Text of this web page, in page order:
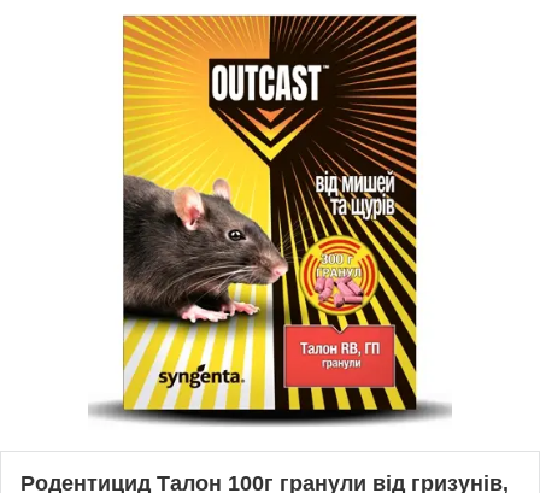
Родентицид Талон 100г гранули від гризунів,